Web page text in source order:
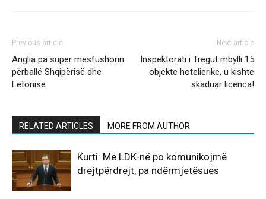
Previous article
Anglia pa super mesfushorin
përballë Shqipërisë dhe
Letonisë
Next article
Inspektorati i Tregut mbylli 15
objekte hotelierike, u kishte
skaduar licenca!
RELATED ARTICLES MORE FROM AUTHOR
Kurti: Me LDK-në po komunikojmë
drejtpërdrejt, pa ndërmjetësues